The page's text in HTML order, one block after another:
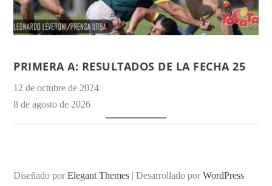
PRIMERA A: RESULTADOS DE LA FECHA 25
12 de octubre de 2024
8 de agosto de 2026
Diseñado porElegant Themes | Desarrollado porWordPress